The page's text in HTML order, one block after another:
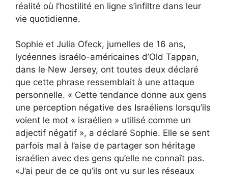
réalité où l’hostilité en ligne s’infiltre dans leur
vie quotidienne.
Sophie et Julia Ofeck, jumelles de 16 ans,
lycéennes israélo-américaines d’Old Tappan,
dans le New Jersey, ont toutes deux déclaré
que cette phrase ressemblait à une attaque
personnelle. « Cette tendance donne aux gens
une perception négative des Israéliens lorsqu’ils
voient le mot « israélien » utilisé comme un
adjectif négatif », a déclaré Sophie. Elle se sent
parfois mal à l’aise de partager son héritage
israélien avec des gens qu’elle ne connaît pas.
«J’ai peur de ce qu’ils ont vu sur les réseaux